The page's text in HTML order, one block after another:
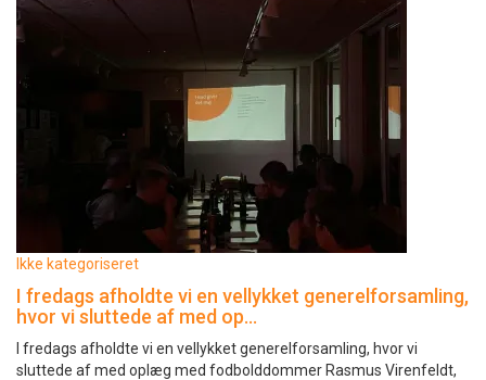
Ikke kategoriseret
I fredags afholdte vi en vellykket generelforsamling,
hvor vi sluttede af med op…
I fredags afholdte vi en vellykket generelforsamling, hvor vi
sluttede af med oplæg med fodbolddommer Rasmus Virenfeldt,